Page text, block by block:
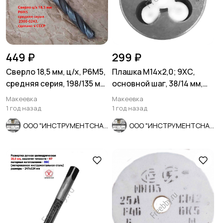
449 ₽
Сверло 18,5 мм, ц/х, Р6М5,
средняя серия, 198/135 мм,
В1, советское.
Макеевка
1 год назад
299 ₽
Плашка М14х2,0; 9ХС,
основной шаг, 38/14 мм,
ГОСТ 7740-71, сделано в
СССР.
Макеевка
1 год назад